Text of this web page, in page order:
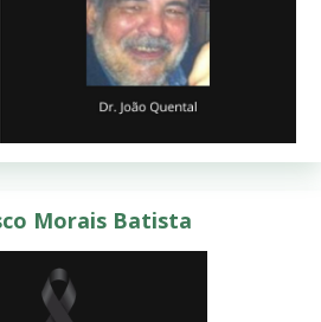
Morais Batista